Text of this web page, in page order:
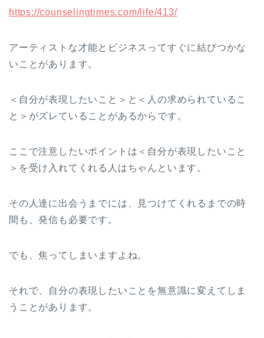
https://counselingtimes.com/life/413/
アーティストな才能とビジネスってすぐに結びつかな
いことがあります。
＜自分が表現したいこと＞と＜人の求められているこ
と＞がズレていることがあるからです。
ここで注意したいポイントは＜自分が表現したいこと
＞を受け入れてくれる人はちゃんといます。
その人達に出会うまでには、見つけてくれるまでの時
間も、発信も必要です。
でも、焦ってしまいますよね。
それで、自分の表現したいことを無意識に変えてしま
うことがあります。